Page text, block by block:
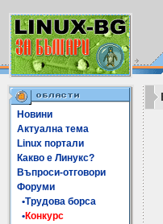
Новини
Актуална тема
Linux портали
Какво е Линукс?
Въпроси-отговори
Форуми
•Трудова борса
•Конкурс